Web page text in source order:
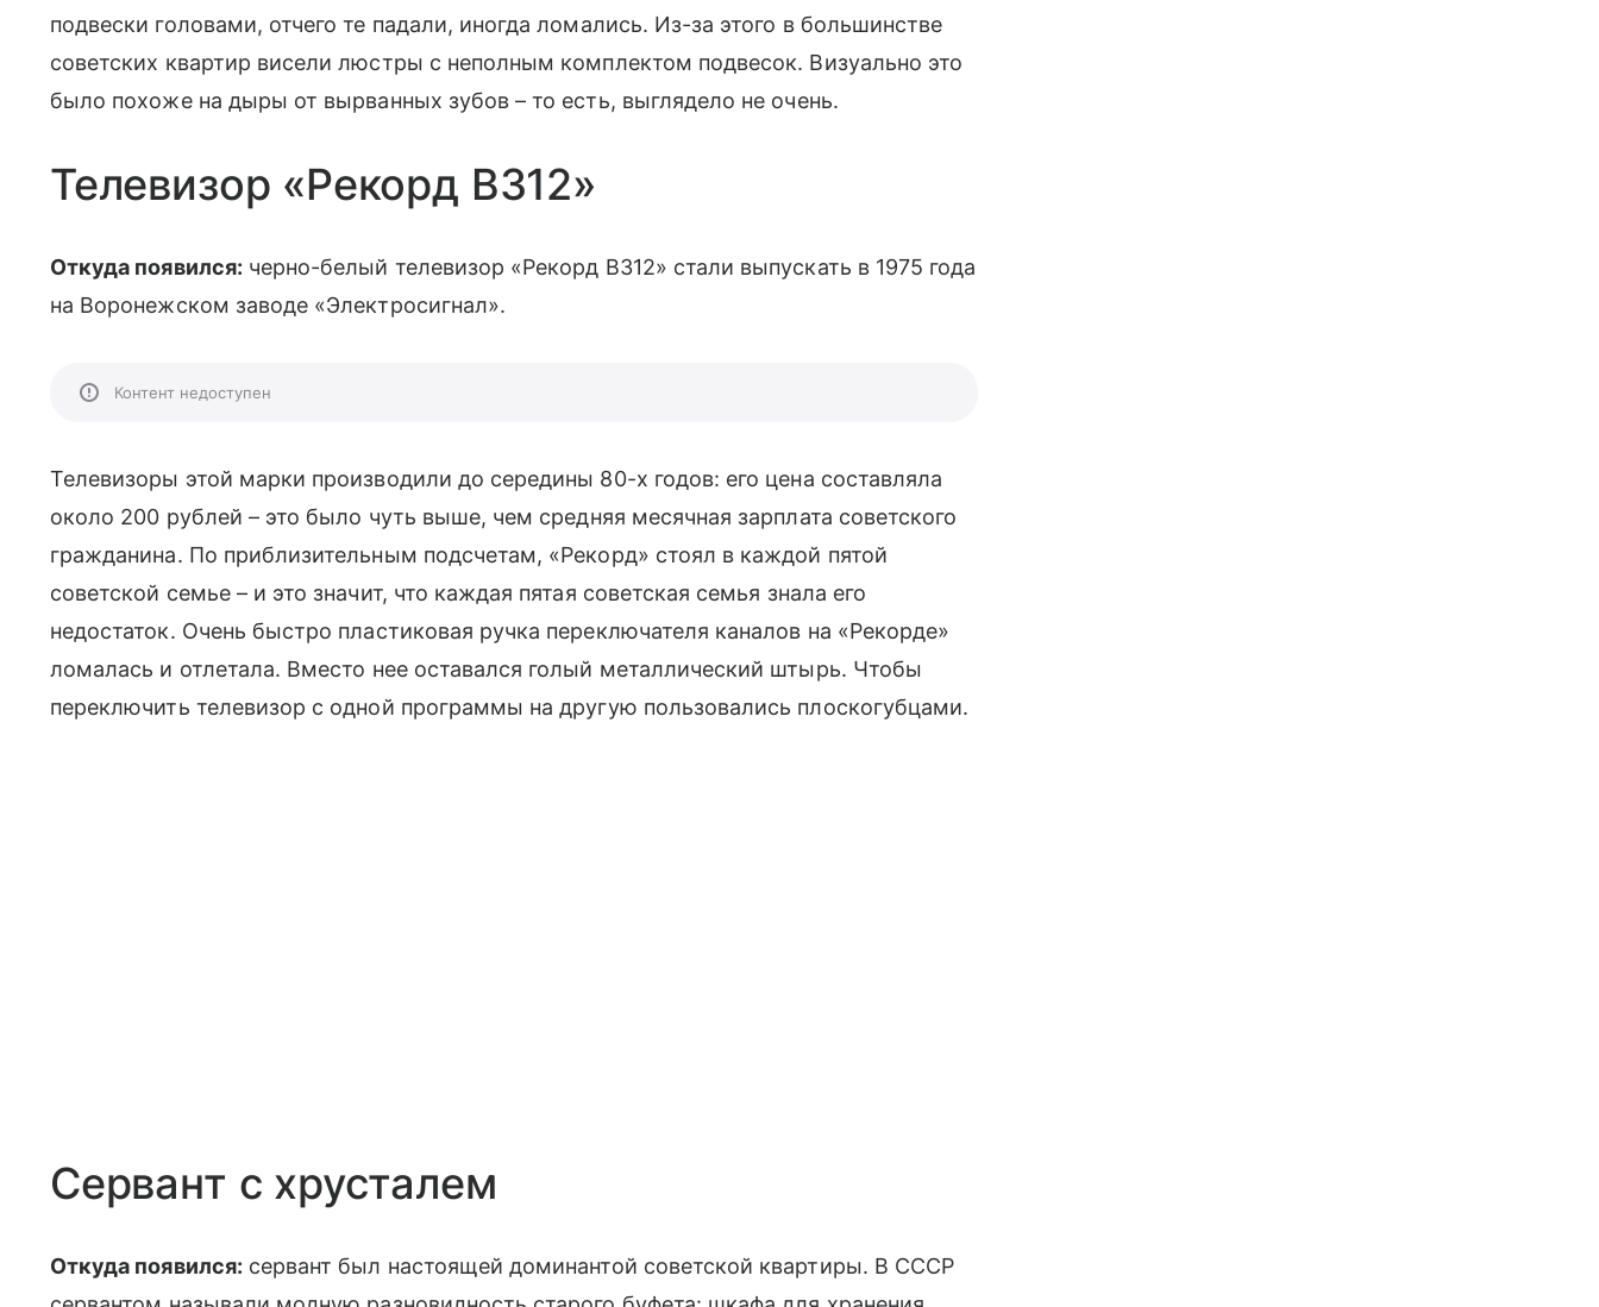
подвески головами, отчего те падали, иногда ломались. Из-за этого в большинстве
советских квартир висели люстры с неполным комплектом подвесок. Визуально это
было похоже на дыры от вырванных зубов – то есть, выглядело не очень.
Телевизор «Рекорд В312»
Откуда появился: черно-белый телевизор «Рекорд В312» стали выпускать в 1975 года
на Воронежском заводе «Электросигнал».
Контент недоступен
Телевизоры этой марки производили до середины 80-х годов: его цена составляла
около 200 рублей – это было чуть выше, чем средняя месячная зарплата советского
гражданина. По приблизительным подсчетам, «Рекорд» стоял в каждой пятой
советской семье – и это значит, что каждая пятая советская семья знала его
недостаток. Очень быстро пластиковая ручка переключателя каналов на «Рекорде»
ломалась и отлетала. Вместо нее оставался голый металлический штырь. Чтобы
переключить телевизор с одной программы на другую пользовались плоскогубцами.
Сервант с хрусталем
Откуда появился: сервант был настоящей доминантой советской квартиры. В СССР